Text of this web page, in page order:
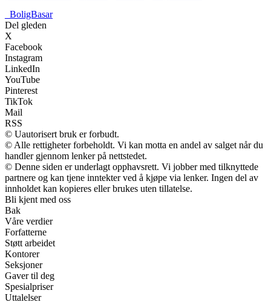
BoligBasar
Del gleden
X
Facebook
Instagram
LinkedIn
YouTube
Pinterest
TikTok
Mail
RSS
© Uautorisert bruk er forbudt.
© Alle rettigheter forbeholdt. Vi kan motta en andel av salget når du
handler gjennom lenker på nettstedet.
© Denne siden er underlagt opphavsrett. Vi jobber med tilknyttede
partnere og kan tjene inntekter ved å kjøpe via lenker. Ingen del av
innholdet kan kopieres eller brukes uten tillatelse.
Bli kjent med oss
Bak
Våre verdier
Forfatterne
Støtt arbeidet
Kontorer
Seksjoner
Gaver til deg
Spesialpriser
Uttalelser